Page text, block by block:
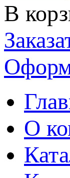
В
О